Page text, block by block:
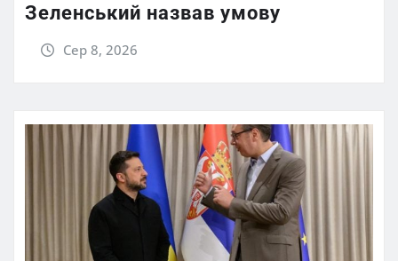
Зеленський назвав умову
Сер 8, 2026